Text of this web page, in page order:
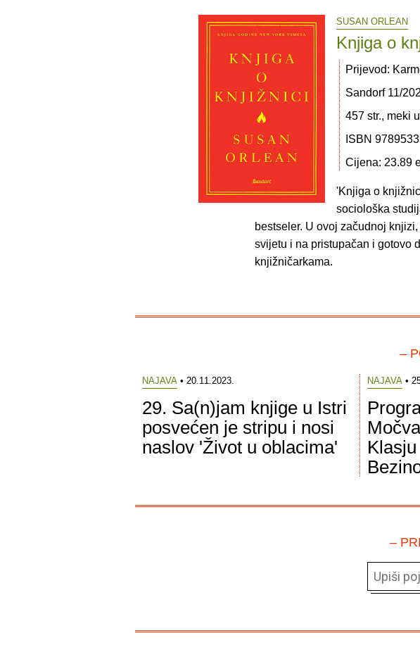
SUSAN ORLEAN
Knjiga o
Prijevod:
Sandorf 11/
457 str., meki
ISBN
Cijena: 23.89
'Knjiga o
sociološka
bestseler. U ovoj začudnoj
svijetu i na pristupačan i gotovo
knjižničarkama.
–
NAJAVA• 20.11.2023.
29. Sa(n)jam knjige u Istri
posvećen je stripu i nosi
naslov 'Život u oblacima'
NAJAVA•
–